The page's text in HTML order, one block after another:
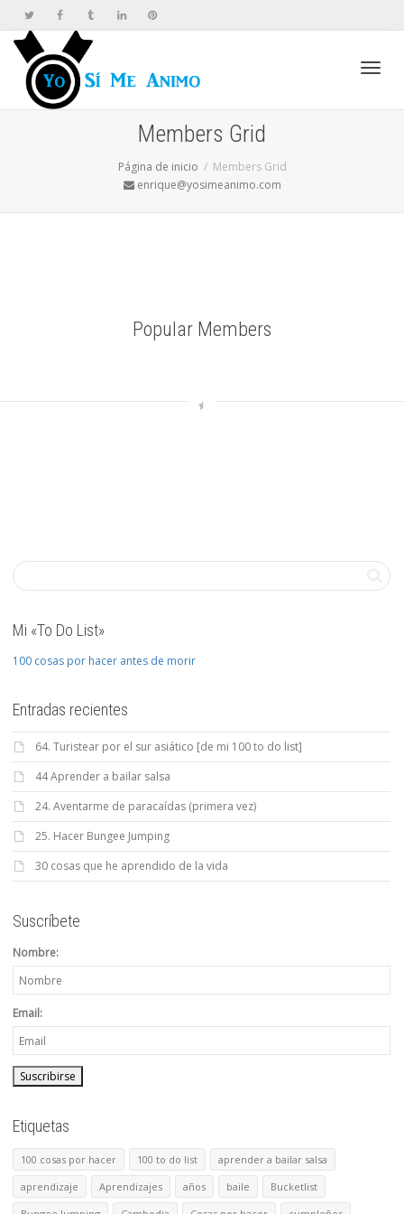
Members Grid
Página de inicio
Members Grid
enrique@yosimeanimo.com
Popular Members
Mi «To Do List»
100 cosas por hacer antes de morir
Entradas recientes
64. Turistear por el sur asiático [de mi 100 to do list]
44 Aprender a bailar salsa
24. Aventarme de paracaídas (primera vez)
25. Hacer Bungee Jumping
30 cosas que he aprendido de la vida
Suscríbete
Nombre:
Email:
Etiquetas
100 cosas por hacer 100 to do list
aprender a bailar salsa
aprendizaje
Aprendizajes años baile
Bucketlist